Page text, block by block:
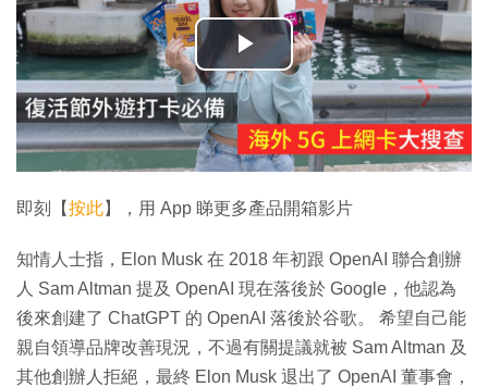
播
放
影
片
即刻【按此】，用 App 睇更多產品開箱影片
知情人士指，Elon Musk 在 2018 年初跟 OpenAI 聯合創辦
人 Sam Altman 提及 OpenAI 現在落後於 Google，他認為
後來創建了 ChatGPT 的 OpenAI 落後於谷歌。 希望自己能
親自領導品牌改善現況，不過有關提議就被 Sam Altman 及
其他創辦人拒絕，最終 Elon Musk 退出了 OpenAI 董事會，